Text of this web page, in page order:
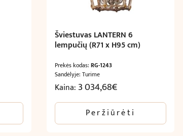
Šviestuvas LANTERN 6
lempučių (R71 x H95 cm)
Prekės kodas:RG-1243
Sandėlyje: Turime
Kaina: 3 034,68€
Peržiūrėti